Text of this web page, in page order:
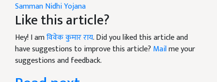
Samman Nidhi Yojana
Like this article?
Hey! I amविवेक कुमार राय. Did you liked this article and
have suggestions to improve this article? Mailme your
suggestions and feedback.